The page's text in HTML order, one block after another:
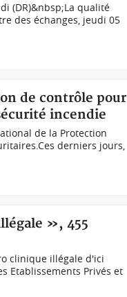
(DR)&nbsp;La qualité
des échanges, jeudi 05
de contrôle pour
incendie
de la Protection
derniers jours,
», 455
clinique illégale d'ici
Etablissements Privés et